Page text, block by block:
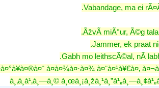
Vabandage, ma ei
ÃžvÃ­ miÃ°ur, Ã©g
Jammer, ek praat
Gabh mo leithscÃ©al, nÃ­
à¤­à¤¾à¤·à¤¾ à¤¨à¤¹à¥€à¤‚
à¸‚à¸­à¹‚à¸—à¸©